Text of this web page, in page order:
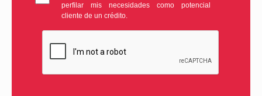
perfilar mis necesidades como potencial
cliente de un crédito.